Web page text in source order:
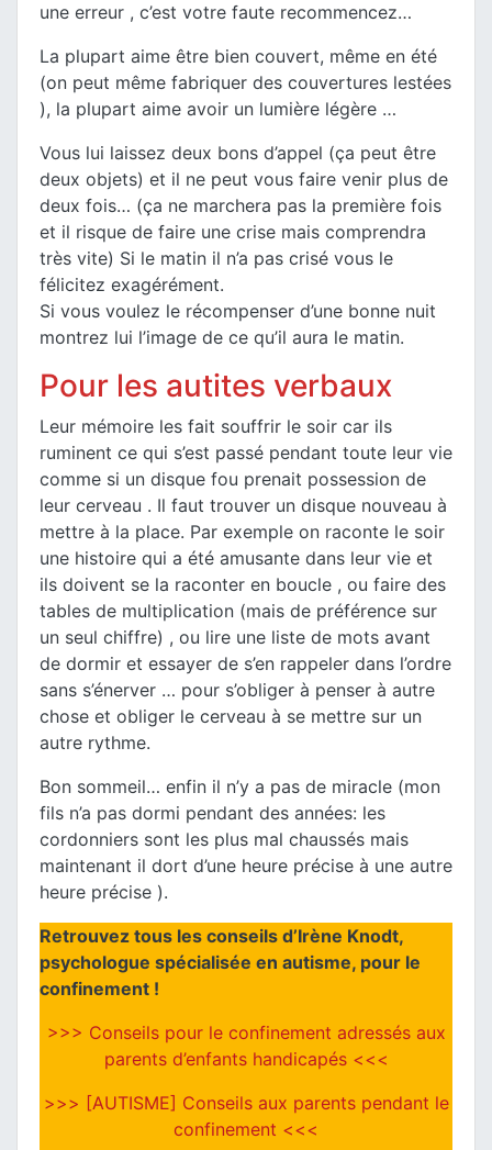
une erreur , c’est votre faute recommencez…
La plupart aime être bien couvert, même en été
(on peut même fabriquer des couvertures lestées
), la plupart aime avoir un lumière légère …
Vous lui laissez deux bons d’appel (ça peut être
deux objets) et il ne peut vous faire venir plus de
deux fois… (ça ne marchera pas la première fois
et il risque de faire une crise mais comprendra
très vite) Si le matin il n’a pas crisé vous le
félicitez exagérément.
Si vous voulez le récompenser d’une bonne nuit
montrez lui l’image de ce qu’il aura le matin.
Pour les autites verbaux
Leur mémoire les fait souffrir le soir car ils
ruminent ce qui s’est passé pendant toute leur vie
comme si un disque fou prenait possession de
leur cerveau . Il faut trouver un disque nouveau à
mettre à la place. Par exemple on raconte le soir
une histoire qui a été amusante dans leur vie et
ils doivent se la raconter en boucle , ou faire des
tables de multiplication (mais de préférence sur
un seul chiffre) , ou lire une liste de mots avant
de dormir et essayer de s’en rappeler dans l’ordre
sans s’énerver … pour s’obliger à penser à autre
chose et obliger le cerveau à se mettre sur un
autre rythme.
Bon sommeil… enfin il n’y a pas de miracle (mon
fils n’a pas dormi pendant des années: les
cordonniers sont les plus mal chaussés mais
maintenant il dort d’une heure précise à une autre
heure précise ).
Retrouvez tous les conseils d’Irène Knodt,
psychologue spécialisée en autisme, pour le
confinement !
>>> Conseils pour le confinement adressés aux
parents d’enfants handicapés <<<
>>> [AUTISME] Conseils aux parents pendant le
confinement <<<